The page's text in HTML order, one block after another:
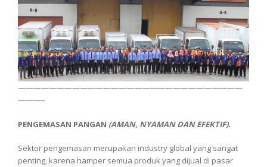
—————————————————————————————
———–
PENGEMASAN PANGAN (AMAN, NYAMAN DAN EFEKTIF).
Sektor pengemasan merupakan industry global yang sangat
penting, karena hamper semua produk yang dijual di pasar